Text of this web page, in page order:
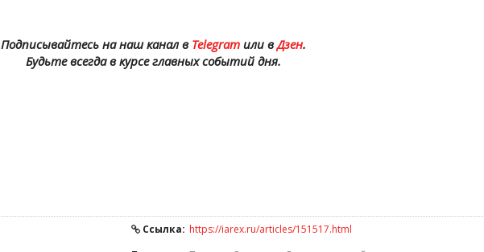
Подписывайтесь на наш канал в Telegramили вДзен.
Будьте всегда в курсе главных событий дня.
Ссылка: https://iarex.ru/articles/151517.html